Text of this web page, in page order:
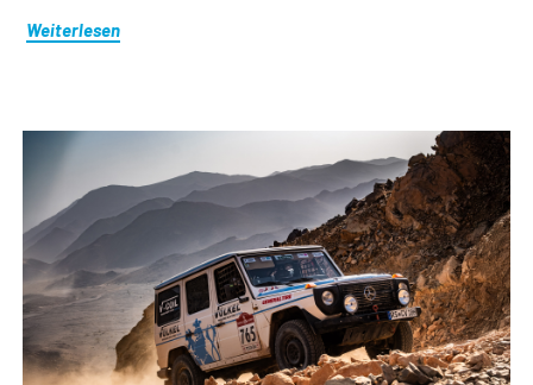
Weiterlesen